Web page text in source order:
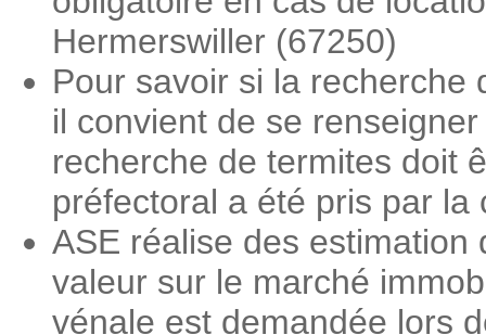
Hermerswiller (67250)
Pour savoir si la recherche
il convient de se
recherche de termites doit
préfectoral a été pris par la
ASE réalise des
valeur sur le marché
vénale est demandée lors